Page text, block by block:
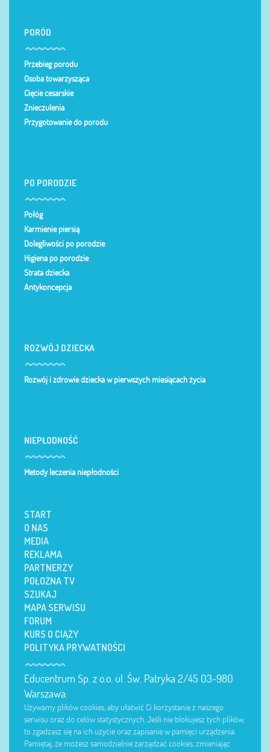
PORÓD
Przebieg porodu
Osoba towarzysząca
Cięcie cesarskie
Znieczulenia
Przygotowanie do porodu
PO PORODZIE
Połóg
Karmienie piersią
Dolegliwości po porodzie
Higiena po porodzie
Strata dziecka
Antykoncepcja
ROZWÓJ DZIECKA
Rozwój i zdrowie dziecka w pierwszych miesiącach życia
NIEPŁODNOŚĆ
Metody leczenia niepłodności
START
O NAS
MEDIA
REKLAMA
PARTNERZY
POŁOŻNA TV
SZUKAJ
MAPA SERWISU
FORUM
KURS O CIĄŻY
POLITYKA PRYWATNOŚCI
Educentrum Sp. z o.o. ul. Św. Patryka 2/45 03-980
Warszawa.
Używamy plików cookies, aby ułatwić Ci korzystanie z naszego
serwisu oraz do celów statystycznych. Jeśli nie blokujesz tych plików,
to zgadzasz się na ich użycie oraz zapisanie w pamięci urządzenia.
Pamiętaj, że możesz samodzielnie zarządzać cookies, zmieniając